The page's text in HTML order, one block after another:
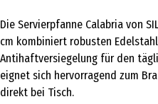
Die Servierpfanne Calabria von
cm kombiniert robusten
Antihaftversiegelung für den
eignet sich hervorragend zum
direkt bei Tisch.